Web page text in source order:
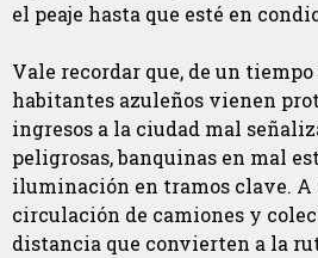
el peaje hasta que esté en
Vale recordar que, de un
habitantes azuleños vienen
ingresos a la ciudad mal
peligrosas, banquinas en mal
iluminación en tramos clave. A
circulación de camiones y
distancia que convierten a la